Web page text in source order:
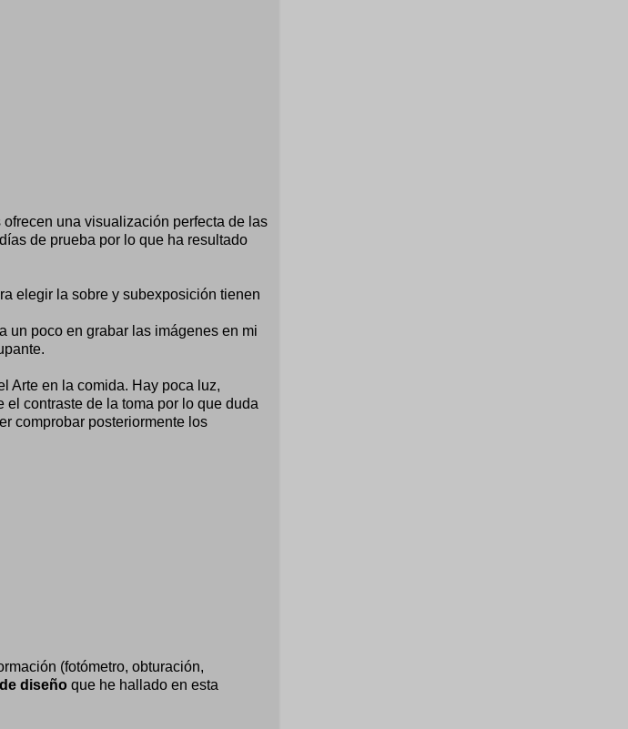
una visualización perfecta de las
de prueba por lo que ha resultado
elegir la sobre y subexposición tienen
un poco en grabar las imágenes en mi
Arte en la comida. Hay poca luz,
contraste de la toma por lo que duda
comprobar posteriormente los
(fotómetro, obturación,
diseño que he hallado en esta